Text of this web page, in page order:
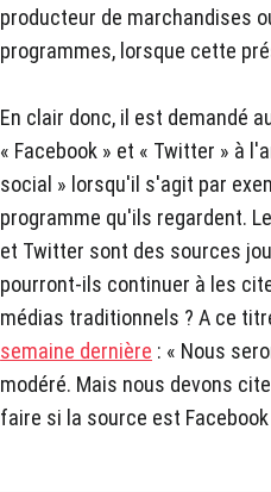
producteur de marchandises
programmes, lorsque cette
En clair donc, il est demandé
« Facebook » et « Twitter » à
social » lorsqu'il s'agit par
programme qu'ils regardent.
et Twitter sont des sources
pourront-ils continuer à les
médias traditionnels ? A ce
semaine dernière : « Nous
modéré. Mais nous devons
faire si la source est